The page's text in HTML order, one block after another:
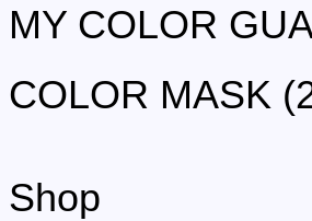
MY COLOR
COLOR MASK
Shop